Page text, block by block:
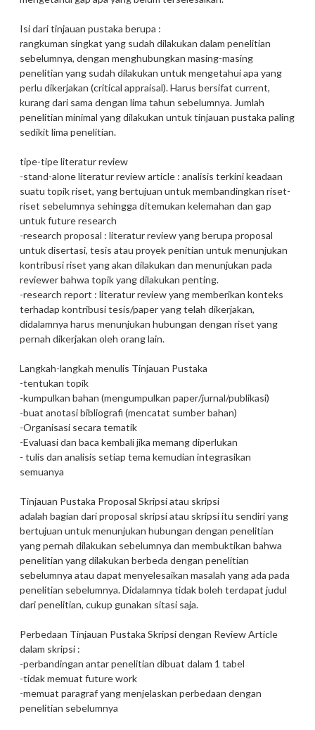
Isi dari tinjauan pustaka berupa :
rangkuman singkat yang sudah dilakukan dalam penelitian
sebelumnya, dengan menghubungkan masing-masing
penelitian yang sudah dilakukan untuk mengetahui apa yang
perlu dikerjakan (critical appraisal). Harus bersifat current,
kurang dari sama dengan lima tahun sebelumnya. Jumlah
penelitian minimal yang dilakukan untuk tinjauan pustaka paling
sedikit lima penelitian.
tipe-tipe literatur review
-stand-alone literatur review article : analisis terkini keadaan
suatu topik riset, yang bertujuan untuk membandingkan riset-
riset sebelumnya sehingga ditemukan kelemahan dan gap
untuk future research
-research proposal : literatur review yang berupa proposal
untuk disertasi, tesis atau proyek penitian untuk menunjukan
kontribusi riset yang akan dilakukan dan menunjukan pada
reviewer bahwa topik yang dilakukan penting.
-research report : literatur review yang memberikan konteks
terhadap kontribusi tesis/paper yang telah dikerjakan,
didalamnya harus menunjukan hubungan dengan riset yang
pernah dikerjakan oleh orang lain.
Langkah-langkah menulis Tinjauan Pustaka
-tentukan topik
-kumpulkan bahan (mengumpulkan paper/jurnal/publikasi)
-buat anotasi bibliografi (mencatat sumber bahan)
-Organisasi secara tematik
-Evaluasi dan baca kembali jika memang diperlukan
- tulis dan analisis setiap tema kemudian integrasikan
semuanya
Tinjauan Pustaka Proposal Skripsi atau skripsi
adalah bagian dari proposal skripsi atau skripsi itu sendiri yang
bertujuan untuk menunjukan hubungan dengan penelitian
yang pernah dilakukan sebelumnya dan membuktikan bahwa
penelitian yang dilakukan berbeda dengan penelitian
sebelumnya atau dapat menyelesaikan masalah yang ada pada
penelitian sebelumnya. Didalamnya tidak boleh terdapat judul
dari penelitian, cukup gunakan sitasi saja.
Perbedaan Tinjauan Pustaka Skripsi dengan Review Article
dalam skripsi :
-perbandingan antar penelitian dibuat dalam 1 tabel
-tidak memuat future work
-memuat paragraf yang menjelaskan perbedaan dengan
penelitian sebelumnya